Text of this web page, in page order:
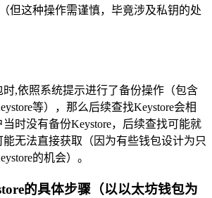
但这种操作需谨慎，毕竟涉及私钥的处
,依照系统提示进行了备份操作（包含
等），那么后续查找Keystore会相
时没有备份Keystore，后续查找可能就
无法直接获取（因为有些钱包设计为只
的机会）。
的具体步骤（以以太坊钱包为